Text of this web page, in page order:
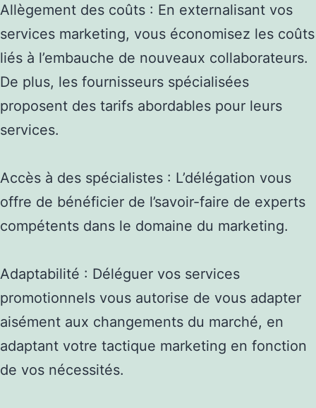
Allègement des coûts : En externalisant vos
services marketing, vous économisez les coûts
liés à l’embauche de nouveaux collaborateurs.
De plus, les fournisseurs spécialisées
proposent des tarifs abordables pour leurs
services.
Accès à des spécialistes : L’délégation vous
offre de bénéficier de l’savoir-faire de experts
compétents dans le domaine du marketing.
Adaptabilité : Déléguer vos services
promotionnels vous autorise de vous adapter
aisément aux changements du marché, en
adaptant votre tactique marketing en fonction
de vos nécessités.